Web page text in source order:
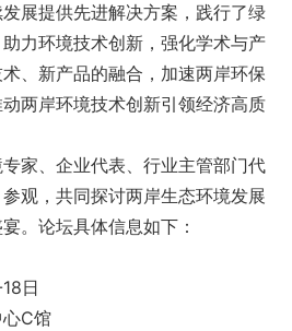
展提供先进解决方案，践行了绿
力环境技术创新，强化学术与产
、新产品的融合，加速两岸环保
两岸环境技术创新引领经济高质
家、企业代表、行业主管部门代
观，共同探讨两岸生态环境发展
。论坛具体信息如下：
日
C馆